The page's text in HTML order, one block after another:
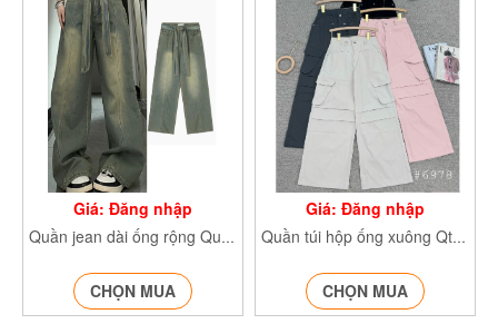
Giá: Đăng nhập
Quần jean dài ống rộng Quanjean874
CHỌN MUA
Giá: Đăng nhập
Quần túi hộp ống xuông Qtuihop6978
CHỌN MUA